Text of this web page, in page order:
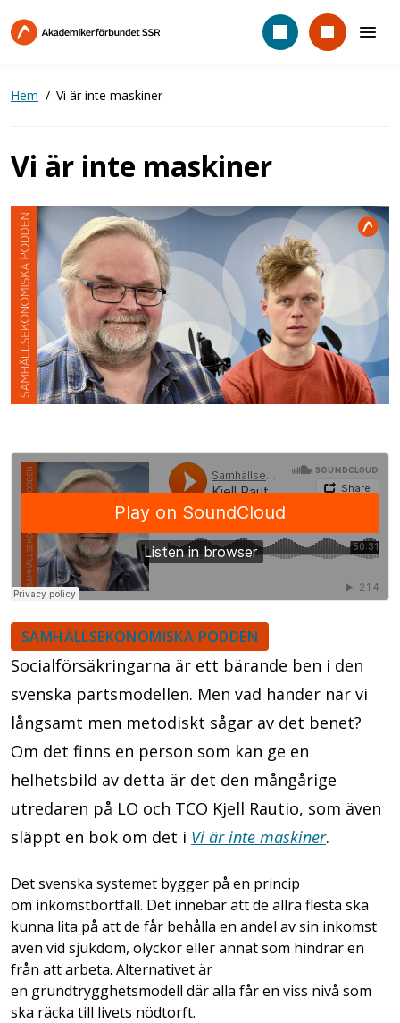
till
Hem Vi är inte maskiner
Vi är inte maskiner
SAMHÄLLSEKONOMISKA PODDEN
Socialförsäkringarna är ett bärande ben i den
svenska partsmodellen. Men vad händer när vi
långsamt men metodiskt sågar av det benet?
Om det finns en person som kan ge en
helhetsbild av detta är det den mångårige
utredaren på LO och TCO Kjell Rautio, som även
släppt en bok om det i Vi är inte maskiner.
Det svenska systemet bygger på en princip
om inkomstbortfall. Det innebär att de allra flesta ska
kunna lita på att de får behålla en andel av sin inkomst
även vid sjukdom, olyckor eller annat som hindrar en
från att arbeta. Alternativet är
en grundtrygghetsmodell där alla får en viss nivå som
ska räcka till livets nödtorft.